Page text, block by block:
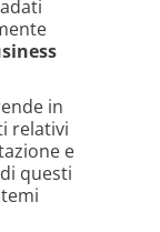
in
relativi
e
questi